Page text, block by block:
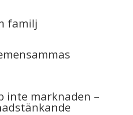
familj
inte marknaden –